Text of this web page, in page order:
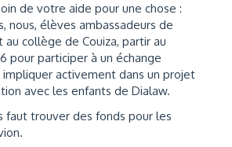
de votre aide pour une chose :
nous, élèves ambassadeurs de
collège de Couiza, partir au
pour participer à un échange
activement dans un projet
avec les enfants de Dialaw.
faut trouver des fonds pour les